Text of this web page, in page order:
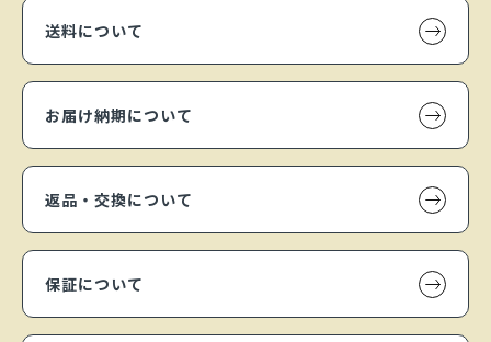
送料について
お届け納期について
返品・交換について
保証について